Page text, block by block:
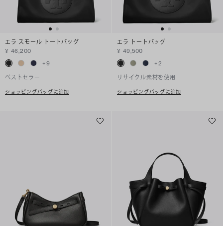
エラ スモール トートバッグ
¥ 46,200
+9
ベストセラー
ショッピングバッグに追加
エラ トートバッグ
¥ 49,500
+2
リサイクル素材を使用
ショッピングバッグに追加